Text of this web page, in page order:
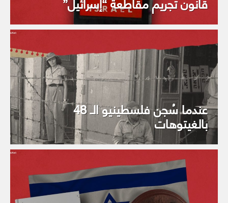
عندما سُجن فلسطينيو الـ 48
بالغيتوهات